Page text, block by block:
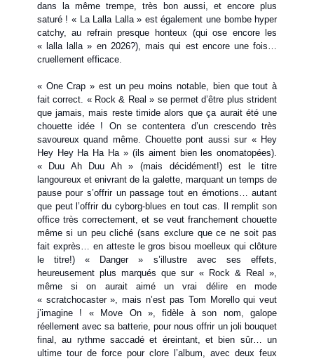
dans la même trempe, très bon aussi, et encore plus
saturé ! « La Lalla Lalla » est également une bombe hyper
catchy, au refrain presque honteux (qui ose encore les
« lalla lalla » en 2026?), mais qui est encore une fois…
cruellement efficace.
« One Crap » est un peu moins notable, bien que tout à
fait correct. « Rock & Real » se permet d’être plus strident
que jamais, mais reste timide alors que ça aurait été une
chouette idée ! On se contentera d’un crescendo très
savoureux quand même. Chouette pont aussi sur « Hey
Hey Hey Ha Ha Ha » (ils aiment bien les onomatopées).
« Duu Ah Duu Ah » (mais décidément!) est le titre
langoureux et enivrant de la galette, marquant un temps de
pause pour s’offrir un passage tout en émotions… autant
que peut l’offrir du cyborg-blues en tout cas. Il remplit son
office très correctement, et se veut franchement chouette
même si un peu cliché (sans exclure que ce ne soit pas
fait exprès… en atteste le gros bisou moelleux qui clôture
le titre!) « Danger » s’illustre avec ses effets,
heureusement plus marqués que sur « Rock & Real »,
même si on aurait aimé un vrai délire en mode
« scratchocaster », mais n’est pas Tom Morello qui veut
j’imagine ! « Move On », fidèle à son nom, galope
réellement avec sa batterie, pour nous offrir un joli bouquet
final, au rythme saccadé et éreintant, et bien sûr… un
ultime tour de force pour clore l’album, avec deux feux